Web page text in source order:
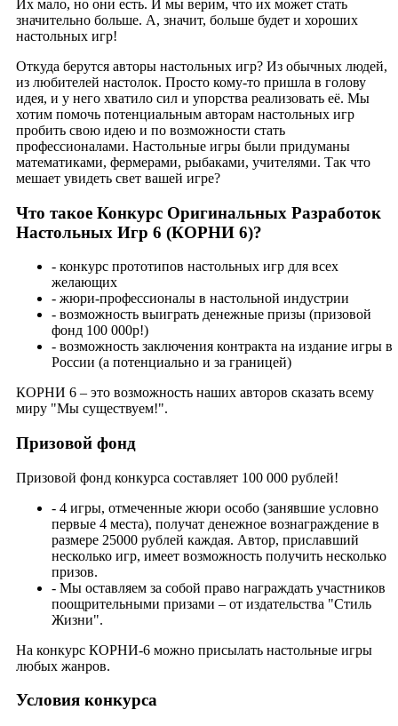
Их мало, но они есть. И мы верим, что их может стать
значительно больше. А, значит, больше будет и хороших
настольных игр!
Откуда берутся авторы настольных игр? Из обычных людей,
из любителей настолок. Просто кому-то пришла в голову
идея, и у него хватило сил и упорства реализовать её. Мы
хотим помочь потенциальным авторам настольных игр
пробить свою идею и по возможности стать
профессионалами. Настольные игры были придуманы
математиками, фермерами, рыбаками, учителями. Так что
мешает увидеть свет вашей игре?
Что такое Конкурс Оригинальных Разработок
Настольных Игр 6 (КОРНИ 6)?
- конкурс прототипов настольных игр для всех
желающих
- жюри-профессионалы в настольной индустрии
- возможность выиграть денежные призы (призовой
фонд 100 000р!)
- возможность заключения контракта на издание игры в
России (а потенциально и за границей)
КОРНИ 6 – это возможность наших авторов сказать всему
миру "Мы существуем!".
Призовой фонд
Призовой фонд конкурса составляет 100 000 рублей!
- 4 игры, отмеченные жюри особо (занявшие условно
первые 4 места), получат денежное вознаграждение в
размере 25000 рублей каждая. Автор, приславший
несколько игр, имеет возможность получить несколько
призов.
- Мы оставляем за собой право награждать участников
поощрительными призами – от издательства "Стиль
Жизни".
На конкурс КОРНИ-6 можно присылать настольные игры
любых жанров.
Условия конкурса